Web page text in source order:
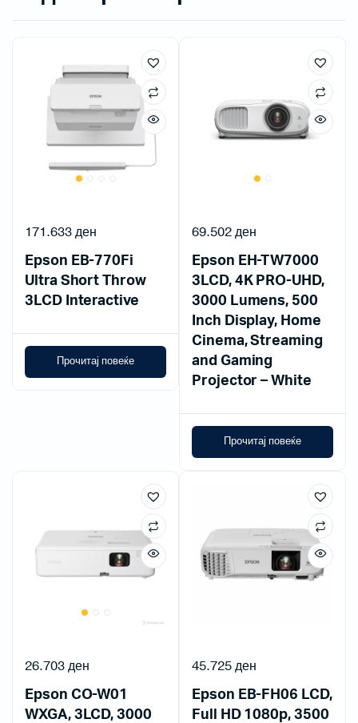
Epson EB-770Fi
Ultra Short Throw
3LCD Interactive
171.633ден
Прочитај повеќе
Epson EH-TW7000
3LCD, 4K PRO-UHD,
3000 Lumens, 500
Inch Display, Home
Cinema, Streaming
and Gaming
Projector – White
69.502ден
Прочитај повеќе
Epson CO-W01
WXGA, 3LCD, 3000
26.703ден
Epson EB-FH06 LCD,
Full HD 1080p, 3500
45.725ден